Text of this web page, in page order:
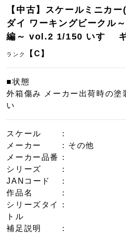
【中古】スケールミニカ
ダイ ワーキングビークル
編～ vol.2 1/150 いすゞ
ランク 【C】
■状態
外箱傷み メーカー出荷時の塗
い
スケール
：
メーカー
：その他
メーカー品番
：
シリーズ
：
JANコード
：
作品名
：
シリーズタイ
トル
：
補足説明
：